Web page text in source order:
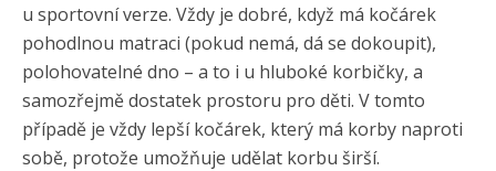
u sportovní verze. Vždy je dobré, když má kočárek
pohodlnou matraci (pokud nemá, dá se dokoupit),
polohovatelné dno – a to i u hluboké korbičky, a
samozřejmě dostatek prostoru pro děti. V tomto
případě je vždy lepší kočárek, který má korby naproti
sobě, protože umožňuje udělat korbu širší.